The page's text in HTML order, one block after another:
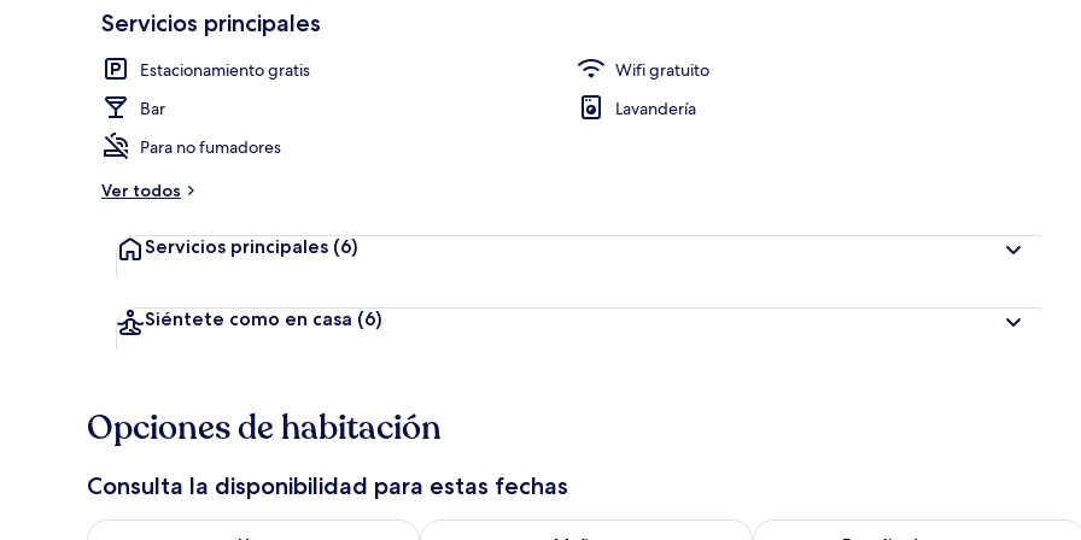
Servicios principales
Estacionamiento gratis
Wifi gratuito
Bar
Lavandería
Para no fumadores
Ver todos
Servicios principales (6)
Siéntete como en casa (6)
Opciones de habitación
Consulta la disponibilidad para estas fechas
Consulta la disponibilidad para hoy ago 8 - ago 9Consulta la disponibilidad para mañana ago 9 - ago 10Consulta la disponibilidad para este